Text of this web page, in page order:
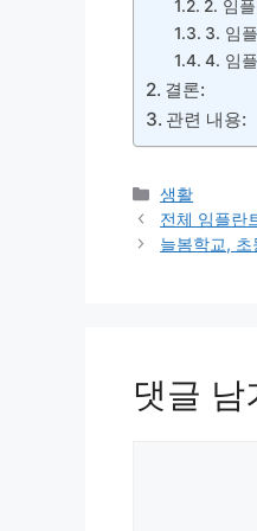
2. 임
3. 임
4. 임
결론:
관련 내용:
카
테
고
생활
전체 임플란
늘봄학교,
댓글 남